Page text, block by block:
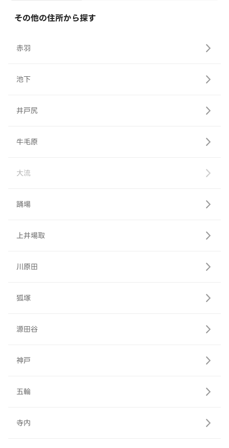
その他の住所から探す
赤羽
池下
井戸尻
牛毛原
大流
踊場
上井場取
川原田
狐塚
源田谷
神戸
五輪
寺内